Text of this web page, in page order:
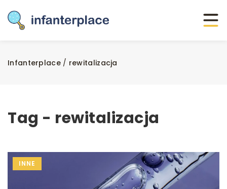
Infanterplace/ rewitalizacja
Tag - rewitalizacja
INNE